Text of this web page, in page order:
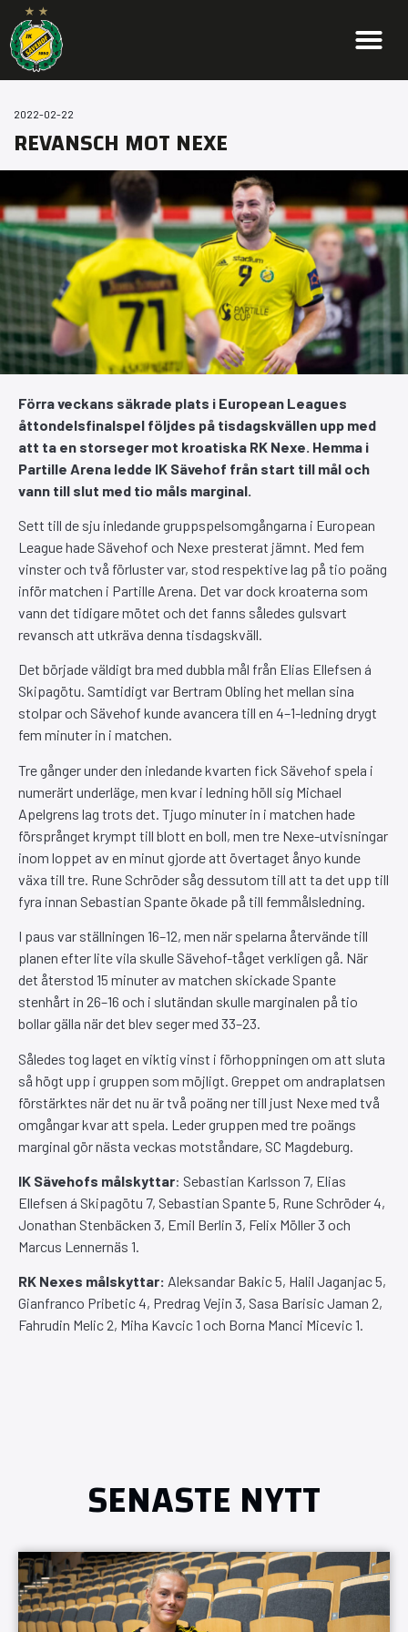
2022-02-22
REVANSCH MOT NEXE
Förra veckans säkrade plats i European Leagues
åttondelsfinalspel följdes på tisdagskvällen upp med
att ta en storseger mot kroatiska RK Nexe. Hemma i
Partille Arena ledde IK Sävehof från start till mål och
vann till slut med tio måls marginal.
Sett till de sju inledande gruppspelsomgångarna i European
League hade Sävehof och Nexe presterat jämnt. Med fem
vinster och två förluster var, stod respektive lag på tio poäng
inför matchen i Partille Arena. Det var dock kroaterna som
vann det tidigare mötet och det fanns således gulsvart
revansch att utkräva denna tisdagskväll.
Det började väldigt bra med dubbla mål från Elias Ellefsen á
Skipagötu. Samtidigt var Bertram Obling het mellan sina
stolpar och Sävehof kunde avancera till en 4–1-ledning drygt
fem minuter in i matchen.
Tre gånger under den inledande kvarten fick Sävehof spela i
numerärt underläge, men kvar i ledning höll sig Michael
Apelgrens lag trots det. Tjugo minuter in i matchen hade
försprånget krympt till blott en boll, men tre Nexe-utvisningar
inom loppet av en minut gjorde att övertaget ånyo kunde
växa till tre. Rune Schröder såg dessutom till att ta det upp till
fyra innan Sebastian Spante ökade på till femmålsledning.
I paus var ställningen 16–12, men när spelarna återvände till
planen efter lite vila skulle Sävehof-tåget verkligen gå. När
det återstod 15 minuter av matchen skickade Spante
stenhårt in 26–16 och i slutändan skulle marginalen på tio
bollar gälla när det blev seger med 33–23.
Således tog laget en viktig vinst i förhoppningen om att sluta
så högt upp i gruppen som möjligt. Greppet om andraplatsen
förstärktes när det nu är två poäng ner till just Nexe med två
omgångar kvar att spela. Leder gruppen med tre poängs
marginal gör nästa veckas motståndare, SC Magdeburg.
IK Sävehofs målskyttar: Sebastian Karlsson 7, Elias
Ellefsen á Skipagötu 7, Sebastian Spante 5, Rune Schröder 4,
Jonathan Stenbäcken 3, Emil Berlin 3, Felix Möller 3 och
Marcus Lennernäs 1.
RK Nexes målskyttar: Aleksandar Bakic 5, Halil Jaganjac 5,
Gianfranco Pribetic 4, Predrag Vejin 3, Sasa Barisic Jaman 2,
Fahrudin Melic 2, Miha Kavcic 1 och Borna Manci Micevic 1.
SENASTE NYTT